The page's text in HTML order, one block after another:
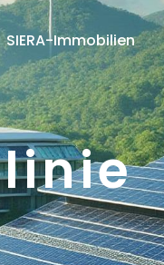
SIERA-Immobilien